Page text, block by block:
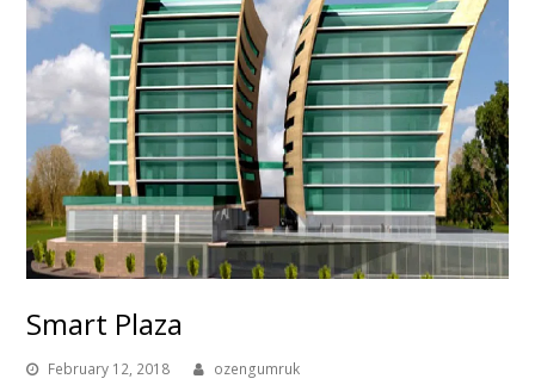
Smart Plaza
February 12, 2018
ozengumruk